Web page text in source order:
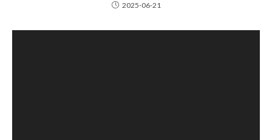
2025-06-21